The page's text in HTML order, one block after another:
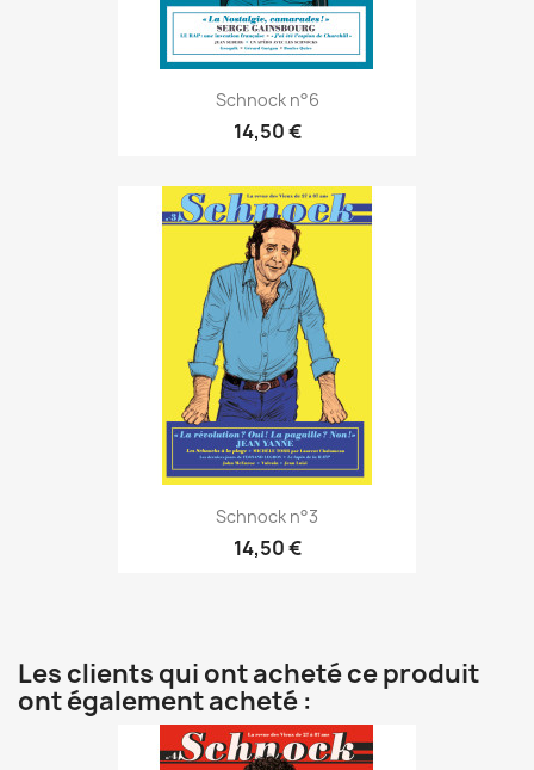
Schnock n°6
14,50 €
Schnock n°3
14,50 €
Les clients qui ont acheté ce produit
ont également acheté :